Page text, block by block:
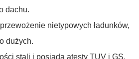
dachu.
nietypowych ładunków,
dużych.
stali i posiada atesty TUV i GS.